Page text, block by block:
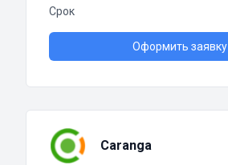
Срок
Оформить заявку
Caranga